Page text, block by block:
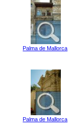
Palma de Mallorca
Palma de Mallorca